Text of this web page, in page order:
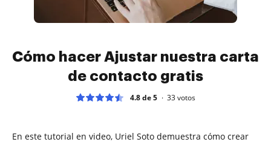
Cómo hacer Ajustar nuestra carta
de contacto gratis
4.8 de 5 33votos
En este tutorial en video, Uriel Soto demuestra cómo crear